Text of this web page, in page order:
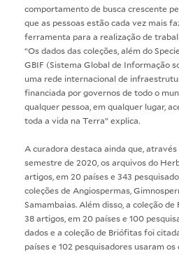
comportamento de busca crescente
que as pessoas estão cada vez mais
ferramenta para a realização de
“Os dados das coleções, além do
GBIF (Sistema Global de Informação
uma rede internacional de
financiada por governos de todo o
qualquer pessoa, em qualquer lugar,
toda a vida na Terra” explica.
A curadora destaca ainda que, através
semestre de 2020, os arquivos do
artigos, em 20 países e 343
coleções de Angiospermas,
Samambaias. Além disso, a coleção
38 artigos, em 20 países e 100
dados e a coleção de Briófitas foi
países e 102 pesquisadores usaram os